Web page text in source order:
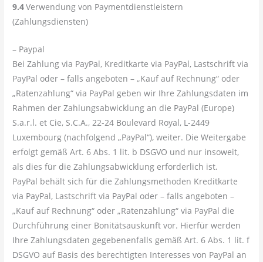
9.4Verwendung von Paymentdienstleistern
(Zahlungsdiensten)
– Paypal
Bei Zahlung via PayPal, Kreditkarte via PayPal, Lastschrift via
PayPal oder – falls angeboten – „Kauf auf Rechnung“ oder
„Ratenzahlung“ via PayPal geben wir Ihre Zahlungsdaten im
Rahmen der Zahlungsabwicklung an die PayPal (Europe)
S.a.r.l. et Cie, S.C.A., 22-24 Boulevard Royal, L-2449
Luxembourg (nachfolgend „PayPal“), weiter. Die Weitergabe
erfolgt gemäß Art. 6 Abs. 1 lit. b DSGVO und nur insoweit,
als dies für die Zahlungsabwicklung erforderlich ist.
PayPal behält sich für die Zahlungsmethoden Kreditkarte
via PayPal, Lastschrift via PayPal oder – falls angeboten –
„Kauf auf Rechnung“ oder „Ratenzahlung“ via PayPal die
Durchführung einer Bonitätsauskunft vor. Hierfür werden
Ihre Zahlungsdaten gegebenenfalls gemäß Art. 6 Abs. 1 lit. f
DSGVO auf Basis des berechtigten Interesses von PayPal an